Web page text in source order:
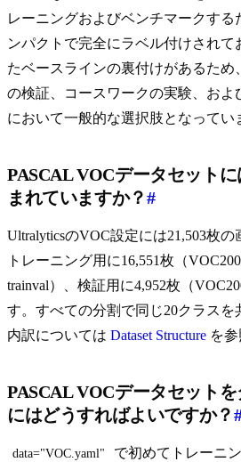
レーニングおよびベンチマークする
ンパクトで完全にラベル付けされて
たベースラインの裏付けがあるため
の検証、コースワークの実験、およ
において一般的な選択肢となってい
PASCAL VOCデータセット
まれていますか？#
UltralyticsのVOC設定には21,503枚の
トレーニング用に16,551枚（
trainval）、検証用に4,952枚（
す。すべての分割で同じ20クラスを
内訳については Dataset Structure を
PASCAL VOCデータセット
にはどうすればよいですか？
data="VOC.yaml"
で初めてトレーニ